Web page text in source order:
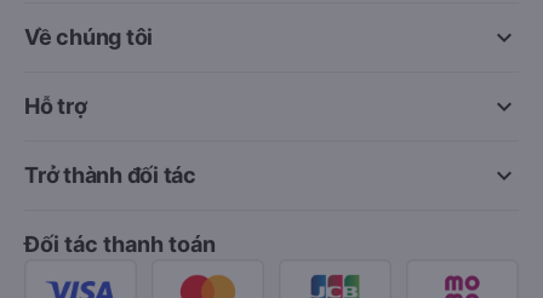
keyboard_arrow_down
Về chúng tôi
keyboard_arrow_down
Hỗ trợ
keyboard_arrow_down
Trở thành đối tác
Đối tác thanh toán